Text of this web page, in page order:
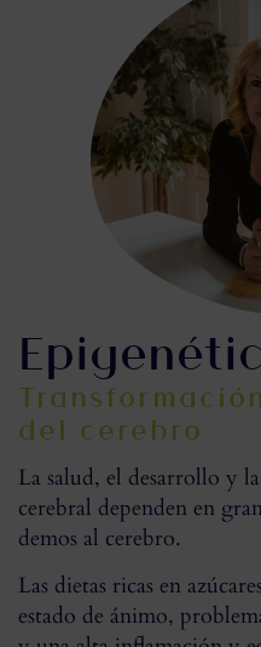
del cerebro
La salud, el desarrollo y
cerebral dependen en
demos al cerebro.
Las dietas ricas en
estado de ánimo,